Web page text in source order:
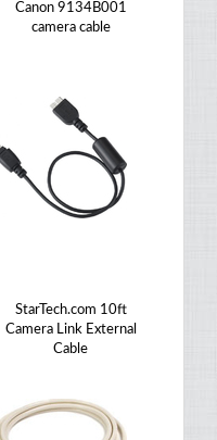
Canon 9134B001
camera cable
StarTech.com 10ft
Camera Link External
Cable